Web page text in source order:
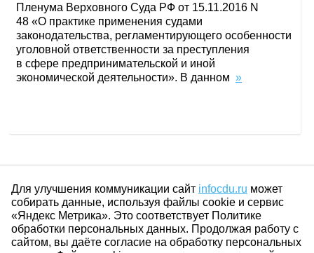
Пленума Верховного Суда РФ от 15.11.2016 N
48 «О практике применения судами
законодательства, регламентирующего особенности
уголовной ответственности за преступления
в сфере предпринимательской и иной
экономической деятельности». В данном »
Для улучшения коммуникации сайт infocdu.ru может
собирать данные, используя файлы cookie и сервис
«Яндекс Метрика». Это соответствует Политике
обработки персональных данных. Продолжая работу с
сайтом, вы даёте согласие на обработку персональных